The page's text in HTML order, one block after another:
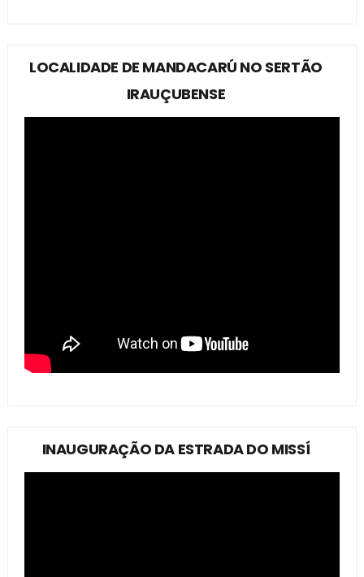
LOCALIDADE DE MANDACARÚ NO SERTÃO
IRAUÇUBENSE
INAUGURAÇÃO DA ESTRADA DO MISSÍ